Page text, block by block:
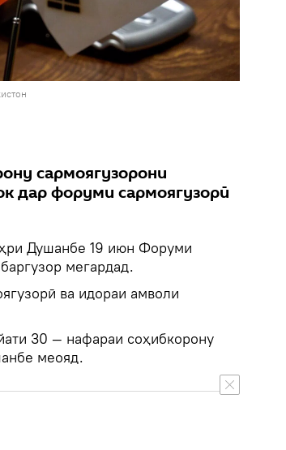
сармоягузорони
дар форуми сармоягузорӣ
Душанбе 19 июн Форуми
мегардад.
ва идораи амволи
30 — нафараи соҳибкорону
меояд.